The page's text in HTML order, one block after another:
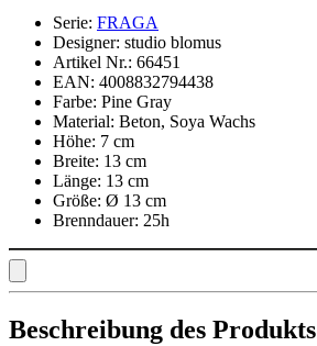
Serie: FRAGA
Designer: studio blomus
Artikel Nr.: 66451
EAN: 4008832794438
Farbe: Pine Gray
Material: Beton, Soya Wachs
Höhe: 7 cm
Breite: 13 cm
Länge: 13 cm
Größe: Ø 13 cm
Brenndauer: 25h
Beschreibung des Produkts